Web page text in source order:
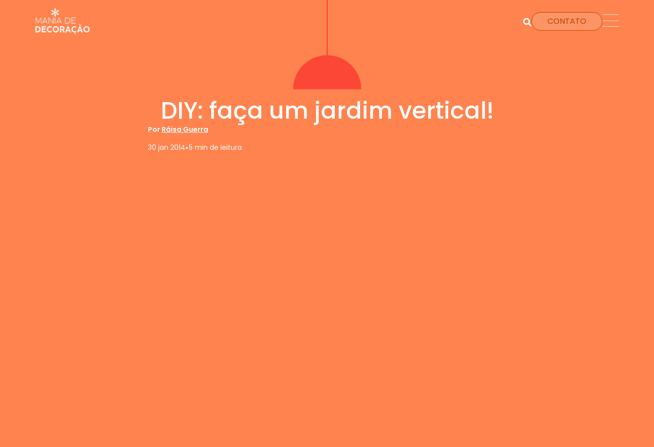
CONTATO
DIY: faça um jardim vertical!
Por Ráisa Guerra
30 jan 2014•5 min de leitura